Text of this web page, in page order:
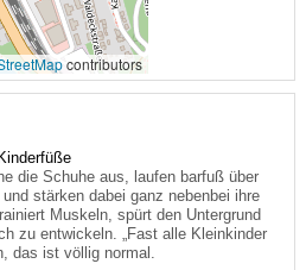
contributors
die Schuhe aus, laufen barfuß über
stärken dabei ganz nebenbei ihre
Muskeln, spürt den Untergrund
zu entwickeln. „Fast alle Kleinkinder
das ist völlig normal.